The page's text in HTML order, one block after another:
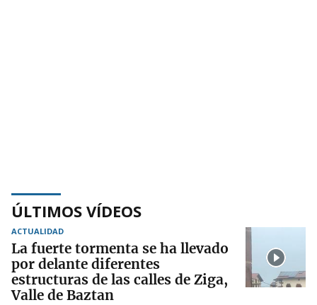
ÚLTIMOS VÍDEOS
ACTUALIDAD
La fuerte tormenta se ha llevado
por delante diferentes
estructuras de las calles de Ziga,
Valle de Baztan